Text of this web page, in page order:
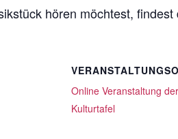
hören möchtest, findest
Online Veranstaltung der
Kulturtafel